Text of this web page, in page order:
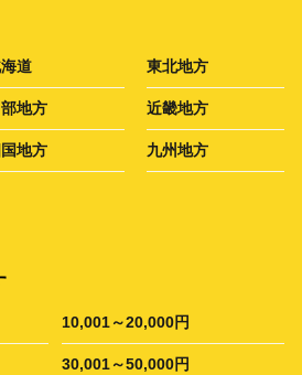
道 東北地方
地方 近畿地方
国地方 九州地方
10,001～20,000円
30,001～50,000円